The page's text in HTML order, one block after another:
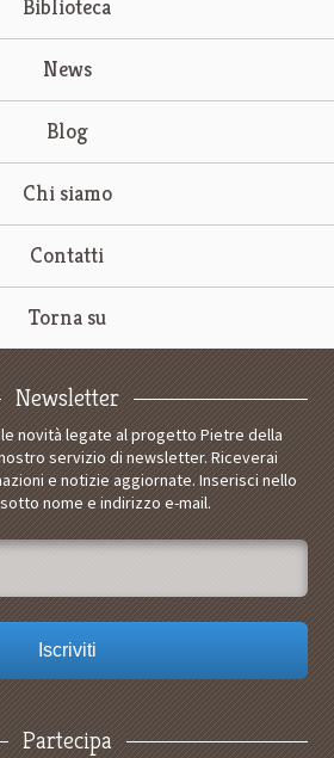
Biblioteca
News
Blog
Chi siamo
Contatti
Torna su
Newsletter
novità legate al progetto Pietre della
servizio di newsletter. Riceverai
e notizie aggiornate. Inserisci nello
nome e indirizzo e-mail.
Partecipa